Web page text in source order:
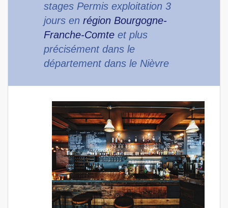
stages Permis exploitation 3
jours en région Bourgogne-
Franche-Comte et plus
précisément dans le
département dans le Nièvre